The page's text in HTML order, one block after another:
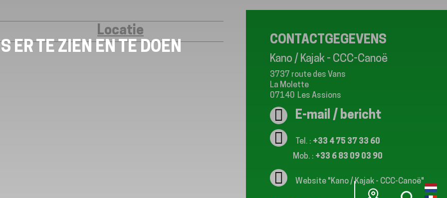
ER TE ZIEN EN TE DOEN
Locatie
CONTACTGEGEVENS
Kano / Kajak - CCC-Canoë
3737 route des Vans
La Molette
07140 Les Assions
E-mail / bericht
Tel. : +33 4 75 37 33 60
Mob. : +33 6 83 09 03 90
Website "Kano / Kajak - CCC-Canoë"